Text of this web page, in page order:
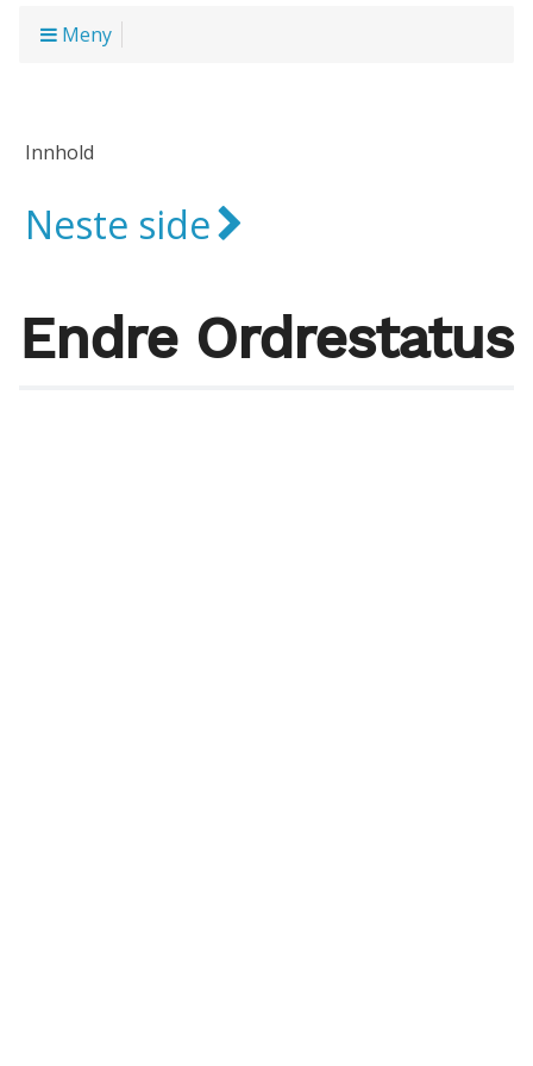
Meny
Innhold
Neste side
Endre Ordrestatus